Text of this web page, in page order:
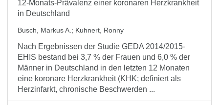
12-Monats-Prävalenz einer koronaren Herzkrankheit
in Deutschland
Busch, Markus A. ; Kuhnert, Ronny
Nach Ergebnissen der Studie GEDA 2014/2015-
EHIS bestand bei 3,7 % der Frauen und 6,0 % der
Männer in Deutschland in den letzten 12 Monaten
eine koronare Herzkrankheit (KHK; definiert als
Herzinfarkt, chronische Beschwerden ...